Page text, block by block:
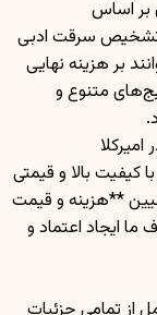
بر اساس
تشخيص سرقت ادبی
بر هزینه نهایی
متنوع و
کیفیت بالا و قیمتی
**هزینه و قیمت
ما ایجاد اعتماد و